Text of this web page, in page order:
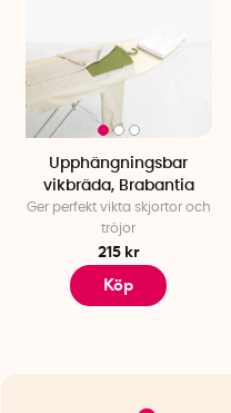
Upphängningsbar
vikbräda, Brabantia
Ger perfekt vikta skjortor och
tröjor
215 kr
Köp